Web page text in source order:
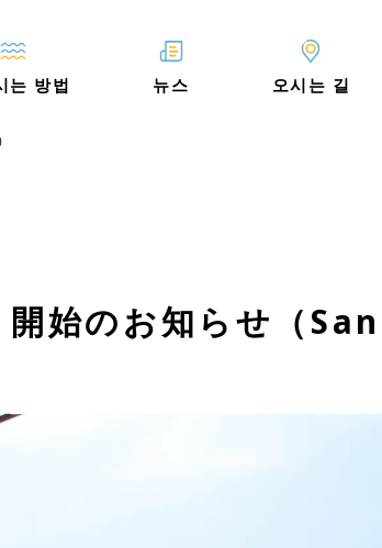
는 방법 뉴스 오시는 길
始のお知らせ（